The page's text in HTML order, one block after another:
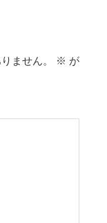
ません。 ※ が